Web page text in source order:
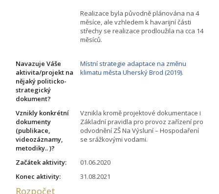
Realizace byla původně plánována na 4
měsíce, ale vzhledem k havarijní části
střechy se realizace prodloužila na cca 14
měsíců.
Navazuje Váše
aktivita/projekt na
nějaký politicko-
strategický
dokument?
Místní strategie adaptace na změnu
klimatu města Uherský Brod (2019).
Vznikly konkrétní
dokumenty
(publikace,
videozáznamy,
metodiky.. )?
Vznikla kromě projektové dokumentace i
Základní pravidla pro provoz zařízení pro
odvodnění ZŠ Na Výsluní – Hospodaření
se srážkovými vodami.
Začátek aktivity:
01.06.2020
Konec aktivity:
31.08.2021
Rozpočet